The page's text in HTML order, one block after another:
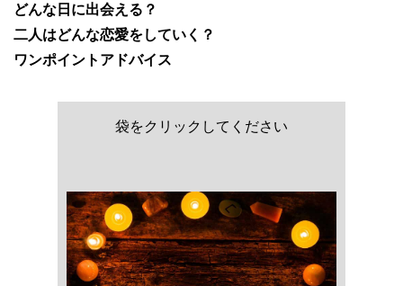
どんな日に出会える？
二人はどんな恋愛をしていく？
ワンポイントアドバイス
袋をクリックしてください